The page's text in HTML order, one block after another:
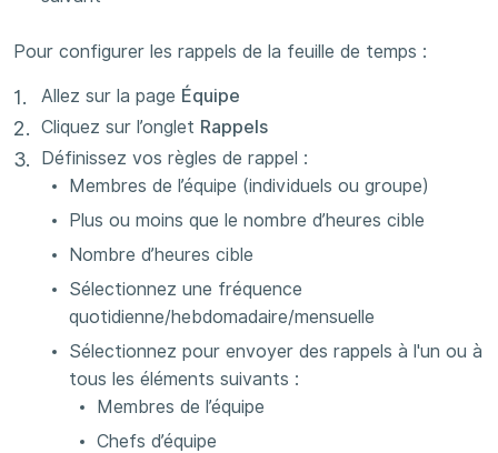
Pour configurer les rappels de la feuille de temps :
Allez sur la page Équipe
Cliquez sur l’onglet Rappels
Définissez vos règles de rappel :
Membres de l’équipe (individuels ou groupe)
Plus ou moins que le nombre d’heures cible
Nombre d’heures cible
Sélectionnez une fréquence
quotidienne/hebdomadaire/mensuelle
Sélectionnez pour envoyer des rappels à l'un ou à
tous les éléments suivants :
Membres de l’équipe
Chefs d’équipe